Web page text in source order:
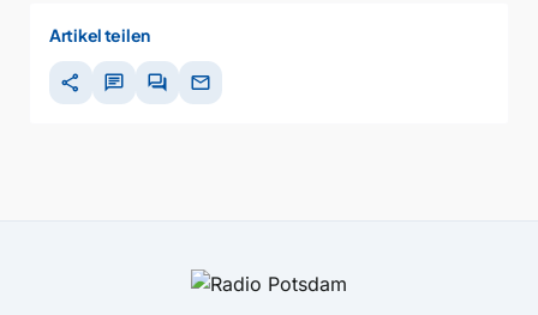
Artikel teilen
share chat forum mail